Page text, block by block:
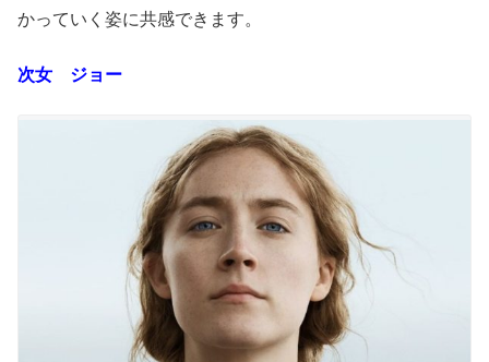
かっていく姿に共感できます。
次女 ジョー